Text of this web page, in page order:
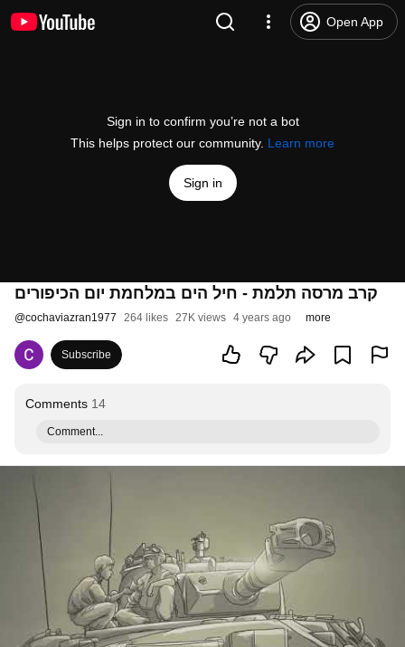
Open App
Sign in to confirm you’re not a bot
This helps protect our community. Learn more
Sign in
קרב מרסה תלמת - חיל הים במלחמת יום הכיפורים
@cochaviazran1977 264 likes 27K views 4 years ago more
Subscribe
Comments 14
Comment...